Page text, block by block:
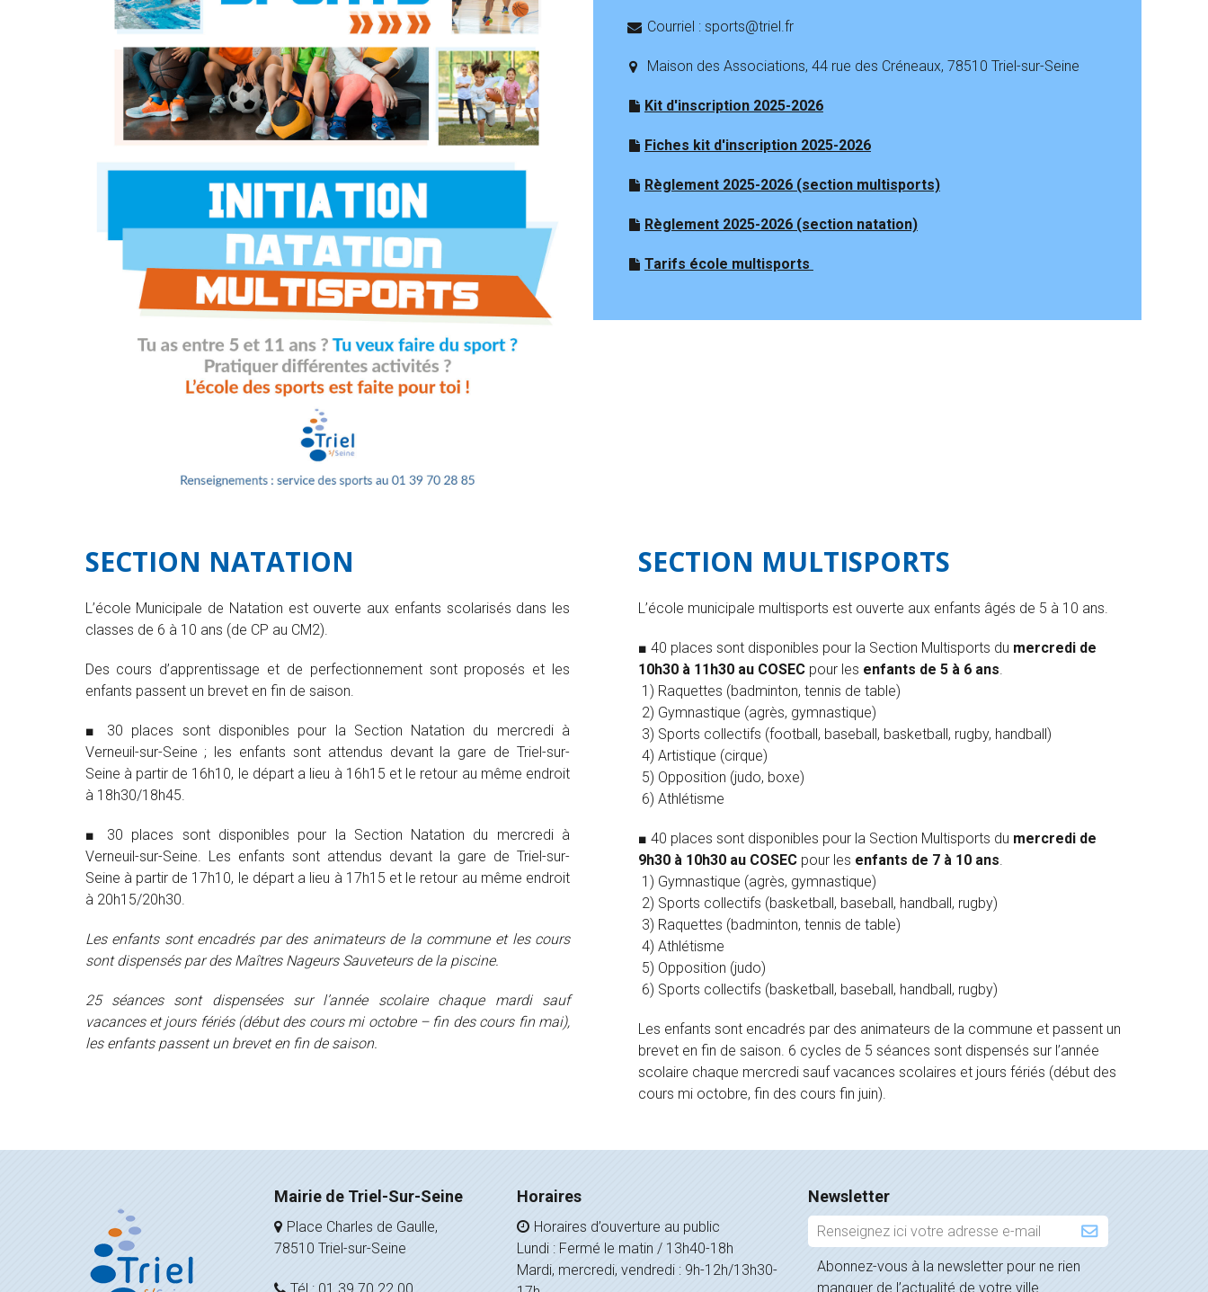
Courriel : sports@triel.fr
Maison des Associations, 44 rue des Créneaux, 78510 Triel-sur-Seine
Kit d'inscription 2025-2026
Fiches kit d'inscription 2025-2026
Règlement 2025-2026 (section multisports)
Règlement 2025-2026 (section natation)
Tarifs école multisports
SECTION NATATION
L’école Municipale de Natation est ouverte aux enfants scolarisés dans les
classes de 6 à 10 ans (de CP au CM2).
Des cours d’apprentissage et de perfectionnement sont proposés et les
enfants passent un brevet en fin de saison.
■ 30 places sont disponibles pour la Section Natation du mercredi à
Verneuil-sur-Seine ; les enfants sont attendus devant la gare de Triel-sur-
Seine à partir de 16h10, le départ a lieu à 16h15 et le retour au même endroit
à 18h30/18h45.
■ 30 places sont disponibles pour la Section Natation du mercredi à
Verneuil-sur-Seine. Les enfants sont attendus devant la gare de Triel-sur-
Seine à partir de 17h10, le départ a lieu à 17h15 et le retour au même endroit
à 20h15/20h30.
Les enfants sont encadrés par des animateurs de la commune et les cours
sont dispensés par des Maîtres Nageurs Sauveteurs de la piscine.
25 séances sont dispensées sur l’année scolaire chaque mardi sauf
vacances et jours fériés (début des cours mi octobre – fin des cours fin mai),
les enfants passent un brevet en fin de saison.
SECTION MULTISPORTS
L’école municipale multisports est ouverte aux enfants âgés de 5 à 10 ans.
■ 40 places sont disponibles pour la Section Multisports du mercredi de
10h30 à 11h30 au COSECpour les enfants de 5 à 6 ans.
1) Raquettes (badminton, tennis de table)
2) Gymnastique (agrès, gymnastique)
3) Sports collectifs (football, baseball, basketball, rugby, handball)
4) Artistique (cirque)
5) Opposition (judo, boxe)
6) Athlétisme
■ 40 places sont disponibles pour la Section Multisports du mercredi de
9h30 à 10h30 au COSECpour les enfants de 7 à 10 ans.
1) Gymnastique (agrès, gymnastique)
2) Sports collectifs (basketball, baseball, handball, rugby)
3) Raquettes (badminton, tennis de table)
4) Athlétisme
5) Opposition (judo)
6) Sports collectifs (basketball, baseball, handball, rugby)
Les enfants sont encadrés par des animateurs de la commune et passent un
brevet en fin de saison. 6 cycles de 5 séances sont dispensés sur l’année
scolaire chaque mercredi sauf vacances scolaires et jours fériés (début des
cours mi octobre, fin des cours fin juin).
Mairie de Triel-Sur-Seine
Place Charles de Gaulle,
78510 Triel-sur-Seine
Horaires
Horaires d’ouverture au public
Lundi : Fermé le matin / 13h40-18h
Mardi, mercredi, vendredi : 9h-12h/13h30-
Newsletter
Inscription
à
laAbonnez-vous à la newsletter pour ne rien
manquer de l’actualité de votre ville.